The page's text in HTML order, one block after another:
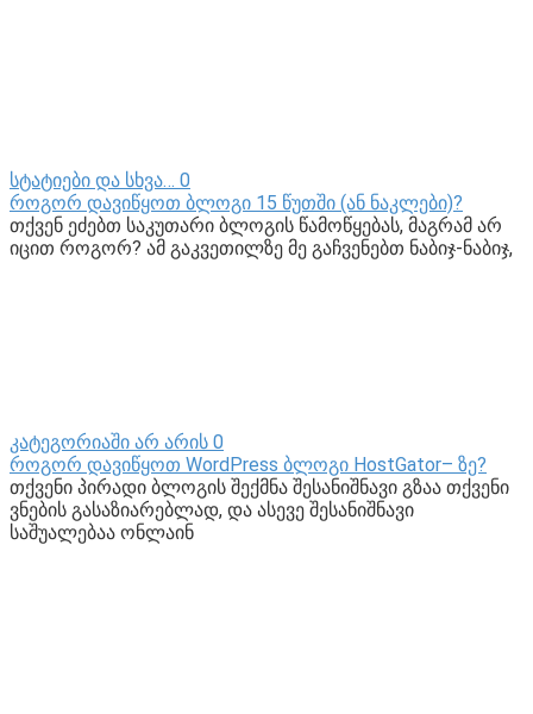
სტატიები და სხვა… 0
როგორ დავიწყოთ ბლოგი 15 წუთში (ან ნაკლები)?
თქვენ ეძებთ საკუთარი ბლოგის წამოწყებას, მაგრამ არ
იცით როგორ? ამ გაკვეთილზე მე გაჩვენებთ ნაბიჯ-ნაბიჯ,
კატეგორიაში არ არის 0
როგორ დავიწყოთ WordPress ბლოგი HostGator– ზე?
თქვენი პირადი ბლოგის შექმნა შესანიშნავი გზაა თქვენი
ვნების გასაზიარებლად, და ასევე შესანიშნავი
საშუალებაა ონლაინ